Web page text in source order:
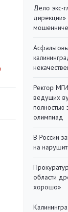
Дело экс-
Ректор
ведущих
полностью
олимпиад
В России
на
области
хорошо»